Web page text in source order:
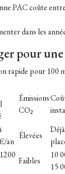
PAC coûte
dans les
pour
rapide pour 100
Émissions
CO₂
an
Élevées
Faibles
10
15